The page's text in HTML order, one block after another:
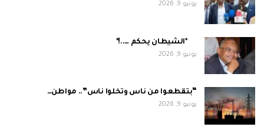
يونيو 9, 2026
*الشيطان يحكم …..!*
يونيو 9, 2026
“بتقطعوا من ناس وتخلوا ناس”.. مواطن…
يونيو 9, 2026